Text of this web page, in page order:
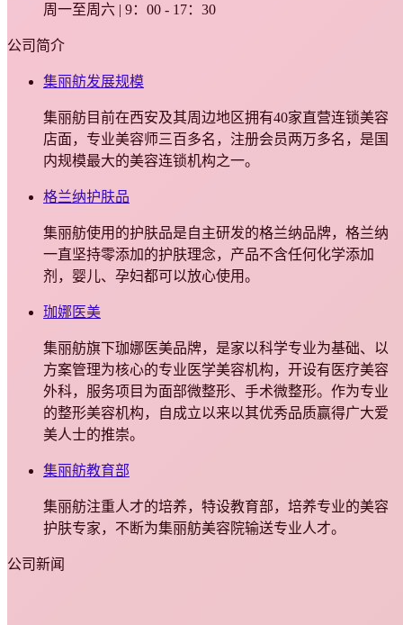
周一至周六 | 9：00 - 17：30
公司简介
集丽舫发展规模
集丽舫目前在西安及其周边地区拥有40家直营连锁美容
店面，专业美容师三百多名，注册会员两万多名，是国
内规模最大的美容连锁机构之一。
格兰纳护肤品
集丽舫使用的护肤品是自主研发的格兰纳品牌，格兰纳
一直坚持零添加的护肤理念，产品不含任何化学添加
剂，婴儿、孕妇都可以放心使用。
珈娜医美
集丽舫旗下珈娜医美品牌，是家以科学专业为基础、以
方案管理为核心的专业医学美容机构，开设有医疗美容
外科，服务项目为面部微整形、手术微整形。作为专业
的整形美容机构，自成立以来以其优秀品质赢得广大爱
美人士的推崇。
集丽舫教育部
集丽舫注重人才的培养，特设教育部，培养专业的美容
护肤专家，不断为集丽舫美容院输送专业人才。
公司新闻